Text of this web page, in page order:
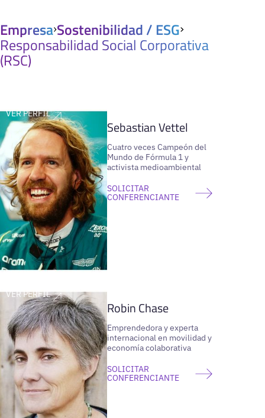
EmpresaSostenibilidad / ESG
Responsabilidad Social Corporativa
(RSC)
VER PERFIL
Sebastian Vettel
Cuatro veces Campeón del
Mundo de Fórmula 1 y
activista medioambiental
SOLICITAR
CONFERENCIANTE
VER PERFIL
Robin Chase
Emprendedora y experta
internacional en movilidad y
economía colaborativa
SOLICITAR
CONFERENCIANTE